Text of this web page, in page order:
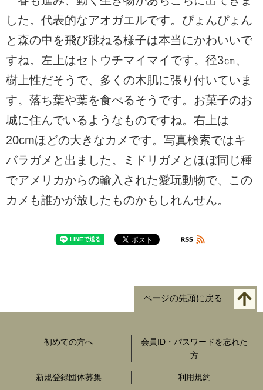
した。代表的なアオガエルです。ぴょんぴょん
と森の中を飛び跳ねる様子は本当にかわいいで
すね。左上はセトウチマイマイです。径3㎝、
樹上性だそうで、多くの木肌に張り付いていま
す。落ち葉や葉を食べるそうです。お菓子のお
城に住んでいるようなものですね。右上は
20cmほどの大きなカメです。写真検索ではキ
バラガメと出ました。ミドリガメとほぼ同じ種
でアメリカからの輸入された愛玩動物で、この
カメも誰かが放したものかもしれんせん。
ページの先頭に戻る
初めての方へ
会員ID・パスワードを忘れた
方
新規登録団体募集 利用規約